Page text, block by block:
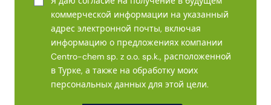
коммерческой информации на указанный
адрес электронной почты, включая
информацию о предложениях компании
Centro-chem sp. z o.o. sp.k., расположенной
в Турке, а также на обработку моих
персональных данных для этой цели.